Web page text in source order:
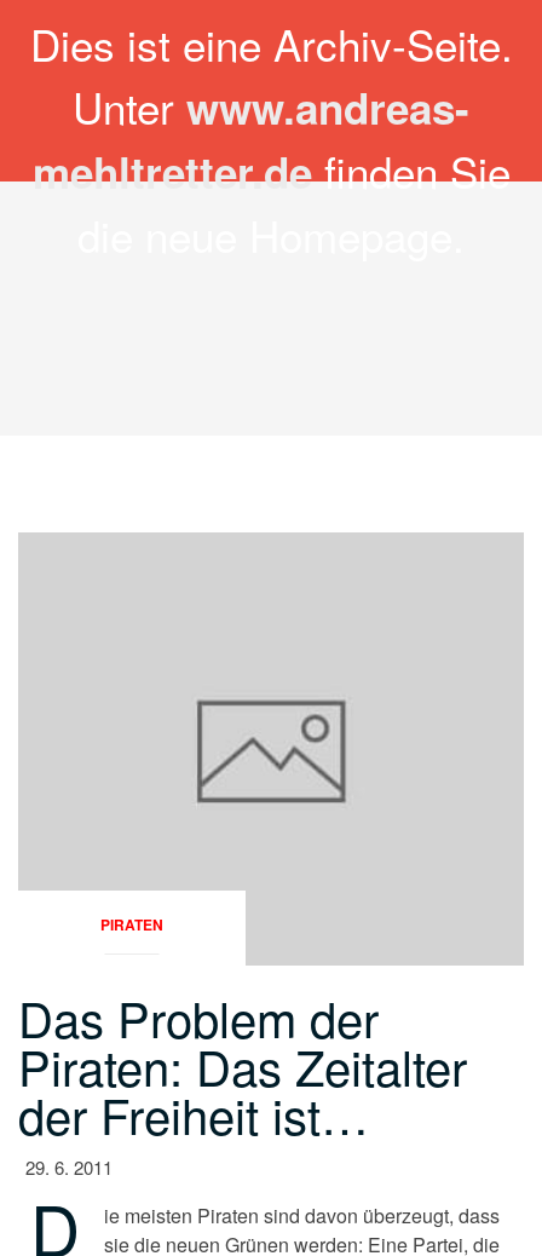
Dies ist eine Archiv-Seite.
Unter www.andreas-
mehltretter.definden Sie
Archiv-Seite Andreas
Mehltretter
PIRATEN
Das Problem der
Piraten: Das Zeitalter
der Freiheit ist…
29. 6. 2011
D
ie meisten Piraten sind davon überzeugt, dass
sie die neuen Grünen werden: Eine Partei, die